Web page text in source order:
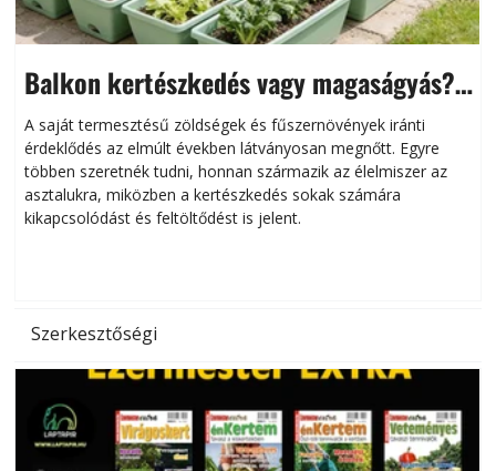
Balkon kertészkedés vagy magaságyás?
Helytakarékos kertészkedés
A saját termesztésű zöldségek és fűszernövények iránti
érdeklődés az elmúlt években látványosan megnőtt. Egyre
többen szeretnék tudni, honnan származik az élelmiszer az
asztalukra, miközben a kertészkedés sokak számára
kikapcsolódást és feltöltődést is jelent.
Szerkesztőségi